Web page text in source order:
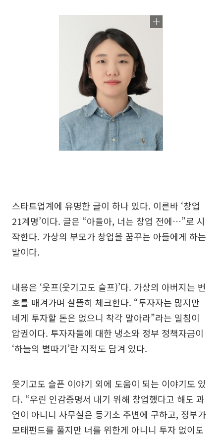
스타트업계에 유명한 글이 하나 있다. 이른바 ‘창업
21계명’이다. 글은 “아들아, 너는 창업 전에…”로 시
작한다. 가상의 부모가 창업을 꿈꾸는 아들에게 하는
말이다.
내용은 ‘웃프(웃기고도 슬프)’다. 가상의 아버지는 번
호를 매겨가며 살뜰히 체크한다. “투자자는 많지만
네게 투자할 돈은 없으니 착각 말아라”라는 일침이
압권이다. 투자자들에 대한 냉소와 정부 정책자금이
‘하늘의 별따기’란 지적도 담겨 있다.
웃기고도 슬픈 이야기 외에 도움이 되는 이야기도 있
다. “우린 인감증명서 내기 위해 창업했다고 해도 과
언이 아니니 사무실은 등기소 주변에 구하고, 정부가
모태펀드를 풀지만 너를 위한게 아니니 투자 없이도